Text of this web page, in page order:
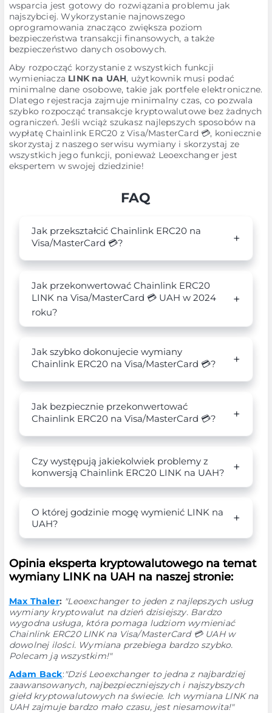
wsparcia jest gotowy do rozwiązania problemu jak
najszybciej. Wykorzystanie najnowszego
oprogramowania znacząco zwiększa poziom
bezpieczeństwa transakcji finansowych, a także
bezpieczeństwo danych osobowych.
Aby rozpocząć korzystanie z wszystkich funkcji
wymieniacza LINK na UAH, użytkownik musi podać
minimalne dane osobowe, takie jak portfele elektroniczne.
Dlatego rejestracja zajmuje minimalny czas, co pozwala
szybko rozpocząć transakcje kryptowalutowe bez żadnych
ograniczeń. Jeśli wciąż szukasz najlepszych sposobów na
wypłatę Chainlink ERC20 z Visa/MasterCard 💳, koniecznie
skorzystaj z naszego serwisu wymiany i skorzystaj ze
wszystkich jego funkcji, ponieważ Leoexchanger jest
ekspertem w swojej dziedzinie!
FAQ
Jak przekształcić Chainlink ERC20 na
Visa/MasterCard 💳?
Jak przekonwertować Chainlink ERC20
LINK na Visa/MasterCard 💳 UAH w 2024
roku?
Jak szybko dokonujecie wymiany
Chainlink ERC20 na Visa/MasterCard 💳?
Jak bezpiecznie przekonwertować
Chainlink ERC20 na Visa/MasterCard 💳?
Czy występują jakiekolwiek problemy z
konwersją Chainlink ERC20 LINK na UAH?
O której godzinie mogę wymienić LINK na
UAH?
Opinia eksperta kryptowalutowego na temat
wymiany LINK na UAH na naszej stronie:
Max Thaler: "Leoexchanger to jeden z najlepszych usług
wymiany kryptowalut na dzień dzisiejszy. Bardzo
wygodna usługa, która pomaga ludziom wymieniać
Chainlink ERC20 LINK na Visa/MasterCard 💳 UAH w
dowolnej ilości. Wymiana przebiega bardzo szybko.
Polecam ją wszystkim!"
Adam Back:"Dziś Leoexchanger to jedna z najbardziej
zaawansowanych, najbezpieczniejszych i najszybszych
giełd kryptowalutowych na świecie. Ich wymiana LINK na
UAH zajmuje bardzo mało czasu, jest niesamowita!"